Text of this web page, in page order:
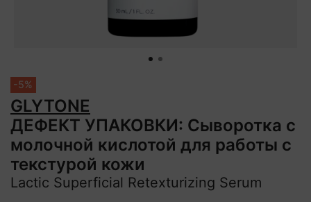
-5%
GLYTONE
ДЕФЕКТ УПАКОВКИ: Сыворотка с
молочной кислотой для работы с
текстурой кожи
Lactic Superficial Retexturizing Serum